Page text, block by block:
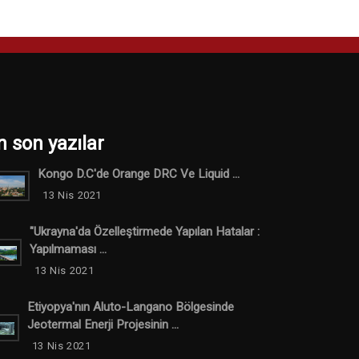
son yazılar
Kongo D.C'de Orange DRC Ve Liquid ...
13 Nis 2021
"Ukrayna'da Özelleştirmede Yapılan Hatalar :
Yapılmaması ...
13 Nis 2021
Etiyopya'nın Aluto-Langano Bölgesinde
Jeotermal Enerji Projesinin ...
13 Nis 2021